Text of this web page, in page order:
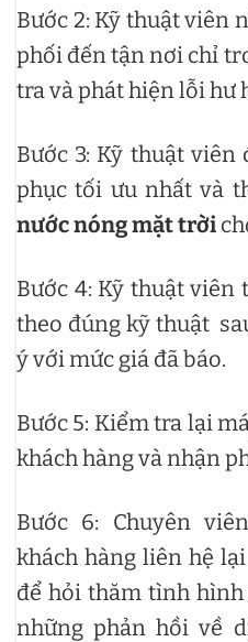
Bước 2: Kỹ thuật viên
phối đến tận nơi chỉ
tra và phát hiện lỗi hư
Bước 3: Kỹ thuật viên
phục tối ưu nhất và
nước nóng mặt trời
Bước 4: Kỹ thuật viên
theo đúng kỹ thuật
ý với mức giá đã báo.
Bước 5: Kiểm tra lại
khách hàng và nhận
Bước 6: Chuyên
khách hàng liên hệ
để hỏi thăm tình
những phản hồi về